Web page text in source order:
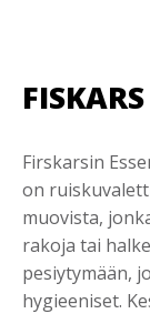
Firskarsin
on
muovista,
rakoja tai
pesiytymään,
hygieeniset.